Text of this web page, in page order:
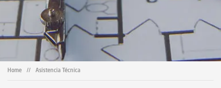
Home // Asistencia Técnica